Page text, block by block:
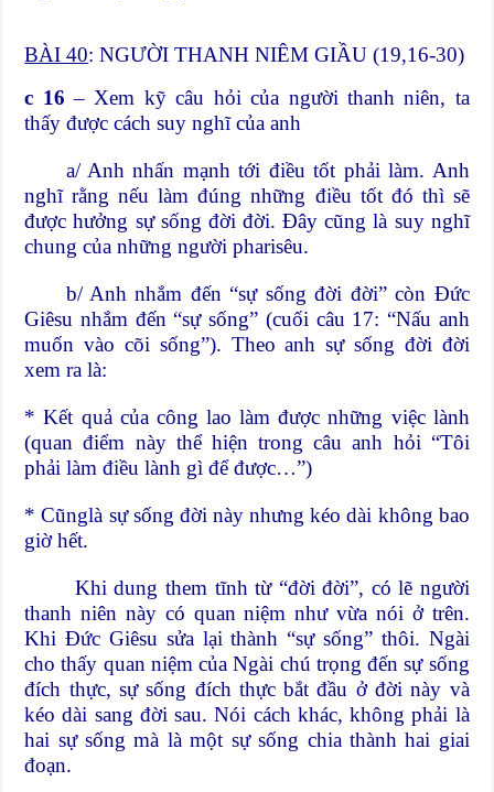
BÀI 40: NGƯỜI THANH NIÊM GIẦU (19,16-30)
c 16– Xem kỹ câu hỏi của người thanh niên, ta
thấy được cách suy nghĩ của anh
a/ Anh nhấn mạnh tới điều tốt phải làm. Anh
nghĩ rằng nếu làm đúng những điều tốt đó thì sẽ
được hưởng sự sống đời đời. Đây cũng là suy nghĩ
chung của những người pharisêu.
b/ Anh nhắm đến “sự sống đời đời” còn Đức
Giêsu nhắm đến “sự sống” (cuối câu 17: “Nấu anh
muốn vào cõi sống”). Theo anh sự sống đời đời
xem ra là:
* Kết quả của công lao làm được những việc lành
(quan điểm này thể hiện trong câu anh hỏi “Tôi
phải làm điều lành gì để được…”)
* Cũnglà sự sống đời này nhưng kéo dài không bao
giờ hết.
Khi dung them tĩnh từ “đời đời”, có lẽ người
thanh niên này có quan niệm như vừa nói ở trên.
Khi Đức Giêsu sửa lại thành “sự sống” thôi. Ngài
cho thấy quan niệm của Ngài chú trọng đến sự sống
đích thực, sự sống đích thực bắt đầu ở đời này và
kéo dài sang đời sau. Nói cách khác, không phải là
hai sự sống mà là một sự sống chia thành hai giai
đoạn.